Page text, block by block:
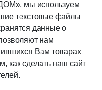
мы используем
текстовые файлы
данные о
нам
Вам товарах,
как сделать наш сайт